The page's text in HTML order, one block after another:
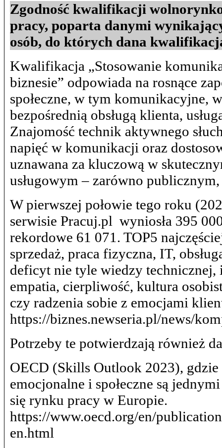
Zgodność kwalifikacji
pracy, poparta danymi
osób, do których dana
Kwalifikacja „Stosowanie
biznesie” odpowiada na rosnące
społeczne, w tym komunikacyjne,
bezpośrednią obsługą klienta,
Znajomość technik aktywnego
napięć w komunikacji oraz
uznawana za kluczową w
usługowym – zarówno
W pierwszej połowie tego roku
serwisie Pracuj.pl wyniosła 395
rekordowe 61 071. TOP5
sprzedaż, praca fizyczna, IT,
deficyt nie tyle wiedzy
empatia, cierpliwość, kultura
czy radzenia sobie z emocjami
https://biznes.newseria.pl/news/
Potrzeby te potwierdzają również
OECD (Skills Outlook 2023), gdzie
emocjonalne i społeczne są
się rynku pracy w Europie.
https://www.oecd.org/en/
en.html